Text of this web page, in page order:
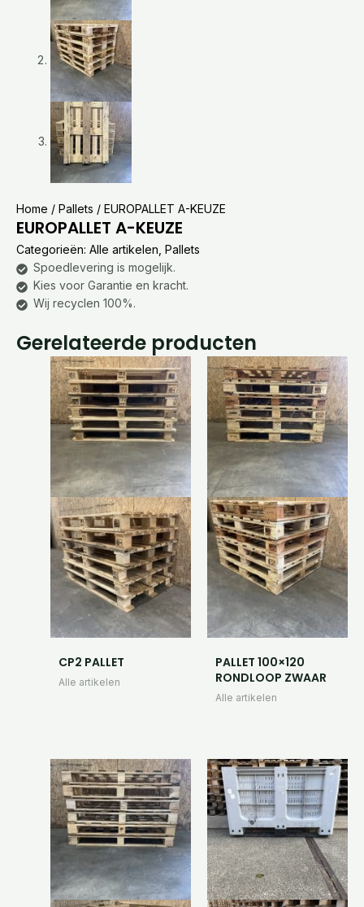
Home / Pallets / EUROPALLET A-KEUZE
EUROPALLET A-KEUZE
Categorieën: Alle artikelen Pallets
Spoedlevering is mogelijk.
Kies voor Garantie en kracht.
Wij recyclen 100%.
Gerelateerde producten
CP2 PALLET
Alle artikelen
PALLET 100×120
RONDLOOP ZWAAR
Alle artikelen